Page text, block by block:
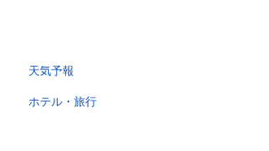
天気予報
ホテル・旅行